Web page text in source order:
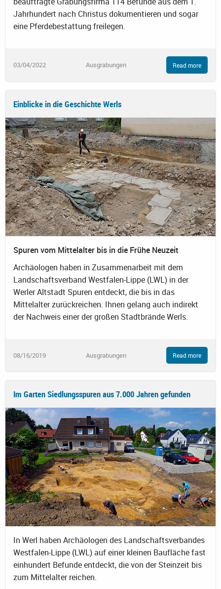
Jahrhundert nach Christus dokumentieren und sogar
eine Pferdebestattung freilegen.
03/04/2022 Ausgrabungen Read more
Einblicke in die Geschichte Werls
Spuren vom Mittelalter bis in die Frühe Neuzeit
Archäologen haben in Zusammenarbeit mit dem
Landschaftsverband Westfalen-Lippe (LWL) in der
Werler Altstadt Spuren entdeckt, die bis in das
Mittelalter zurückreichen. Ihnen gelang auch indirekt
der Nachweis einer der großen Stadtbrände Werls.
08/16/2019 Ausgrabungen Read more
Im Garten Siedlungsspuren aus 7.000 Jahren gefunden
In Werl haben Archäologen des Landschaftsverbandes
Westfalen-Lippe (LWL) auf einer kleinen Baufläche fast
einhundert Befunde entdeckt, die von der Steinzeit bis
zum Mittelalter reichen.